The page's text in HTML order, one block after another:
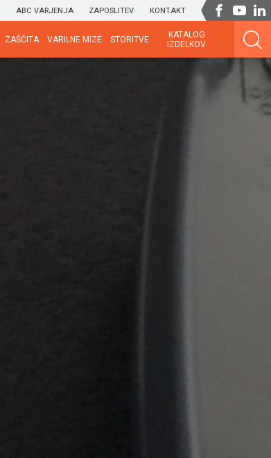
ABC VARJENJA ZAPOSLITEV KONTAKT
ZAŠČITA VARILNE MIZE STORITVE
KATALOG
IZDELKOV